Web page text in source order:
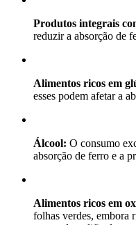
Produtos integrais
reduzir a absorção de
Alimentos ricos em
esses podem afetar a
Álcool: O consumo
absorção de ferro e a
Alimentos ricos em
folhas verdes, embora